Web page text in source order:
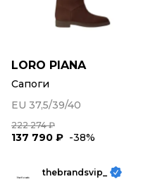
LORO PIANA
Сапоги
EU 37,5/39/40
222 274 ₽
137 790 ₽ -38%
thebrandsvip_